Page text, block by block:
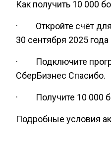
Как получить 10 000
· Откройте счёт
30 сентября 2025
· Подключите
СберБизнес Спасибо.
· Получите 10 000
Подробные условия